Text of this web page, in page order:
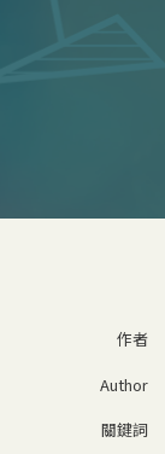
作者
Author
關鍵詞